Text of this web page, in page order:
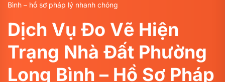
Bình – hồ sơ pháp lý nhanh chóng
Dịch Vụ Đo Vẽ Hiện
Trạng Nhà Đất Phường
Long Bình – Hồ Sơ Pháp